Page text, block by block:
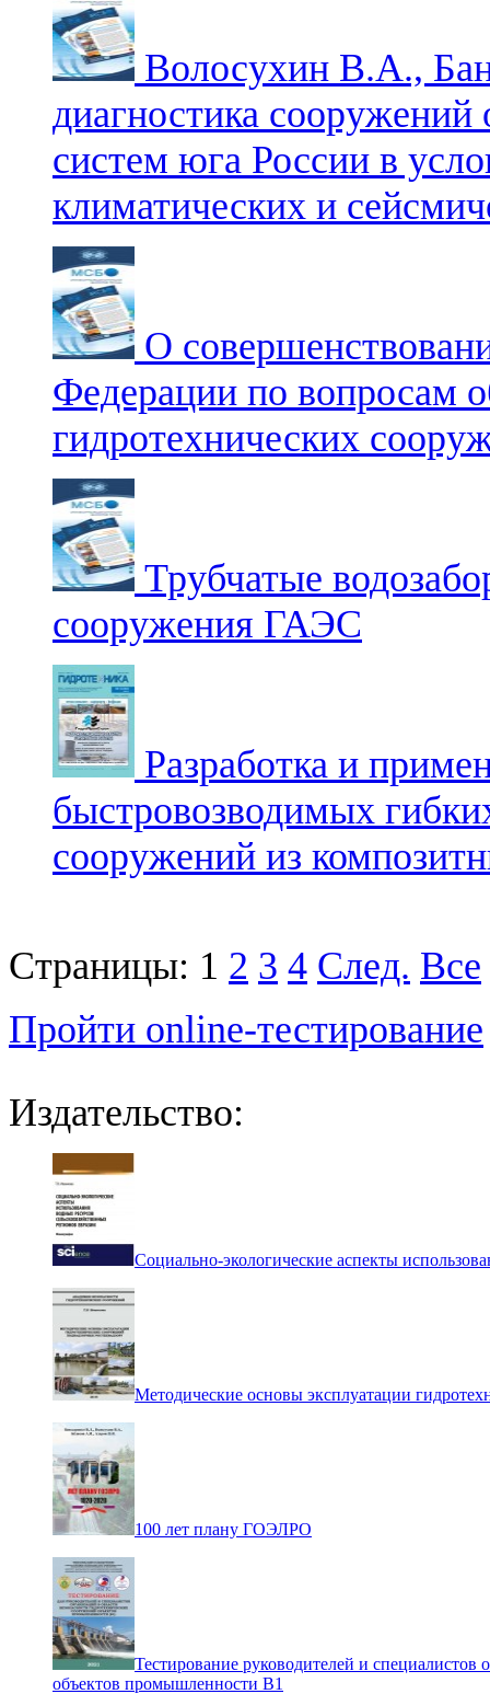
Волосухин В.А.,
диагностика
систем юга России в
климатических и
О
Федерации по вопросам
гидротехнических
Трубчатые
сооружения ГАЭС
Разработка и
быстровозводимых
сооружений из
Страницы: 1 2 3 4 След. Все
Пройти online-тестирование
Издательство:
Социально-экологические аспекты
Методические основы эксплуатации
100 лет плану ГОЭЛРО
Тестирование руководителей и специалистов
объектов промышленности В1